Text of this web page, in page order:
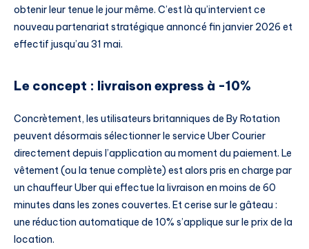
obtenir leur tenue le jour même. C’est là qu’intervient ce
nouveau partenariat stratégique annoncé fin janvier 2026 et
effectif jusqu’au 31 mai.
Le concept : livraison express à -10%
Concrètement, les utilisateurs britanniques de By Rotation
peuvent désormais sélectionner le service Uber Courier
directement depuis l’application au moment du paiement. Le
vêtement (ou la tenue complète) est alors pris en charge par
un chauffeur Uber qui effectue la livraison en moins de 60
minutes dans les zones couvertes. Et cerise sur le gâteau :
une réduction automatique de 10% s’applique sur le prix de la
location.